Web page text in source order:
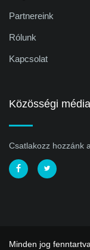
Partnereink
Rólunk
Kapcsolat
Közösségi média
Csatlakozz hozzánk
Minden jog